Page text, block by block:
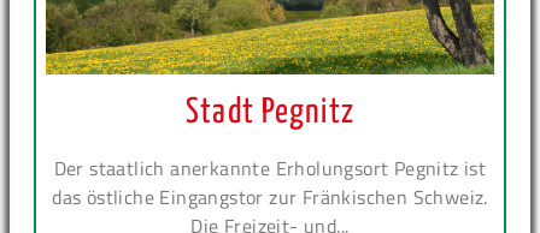
Stadt Pegnitz
Der staatlich anerkannte Erholungsort Pegnitz ist
das östliche Eingangstor zur Fränkischen Schweiz.
Die Freizeit- und...